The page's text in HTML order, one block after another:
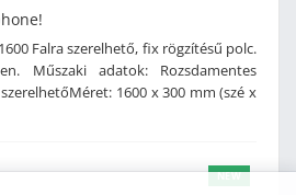
Falra szerelhető, fix rögzítésű polc.
Műszaki adatok: Rozsdamentes
1600 x 300 mm (szé x
NEW